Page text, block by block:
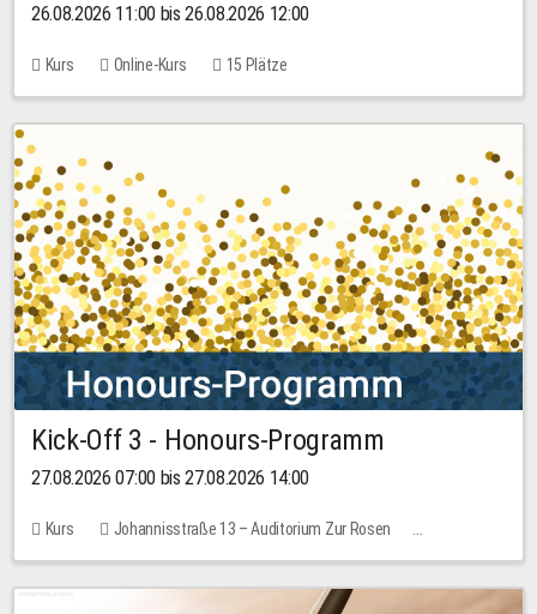
26.08.2026 11:00 bis 26.08.2026 12:00
Kurs Online-Kurs 15 Plätze
Kick-Off 3 - Honours-Programm
27.08.2026 07:00 bis 27.08.2026 14:00
Kurs
Johannisstraße 13 – Auditorium Zur Rosen
11 Plätze